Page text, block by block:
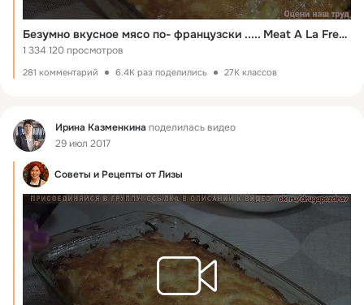
Безумно вкусное мясо по- французски ..... Meat A La French
1 334 120 просмотров
281 комментарий 6.4K раз поделились 27K классов
Фид Ирина Казменкина поделилась видео
29 июл 2017
Советы и Рецепты от Лизы